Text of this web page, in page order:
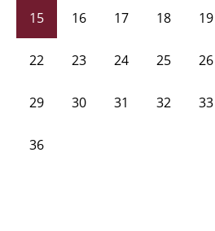
15 16 17 18 19
22 23 24 25 26
29 30 31 32 33
36